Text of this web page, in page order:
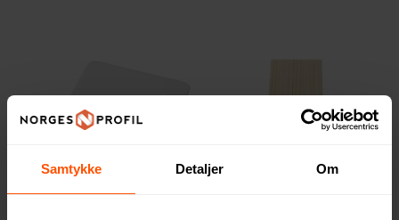
Samtykke Detaljer Om